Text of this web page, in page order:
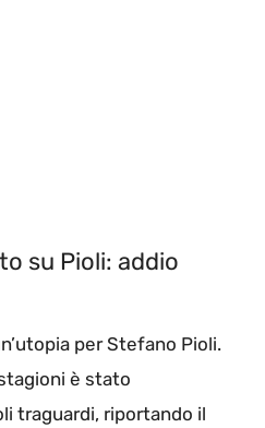
su Pioli: addio
per Stefano Pioli.
è stato
traguardi, riportando il